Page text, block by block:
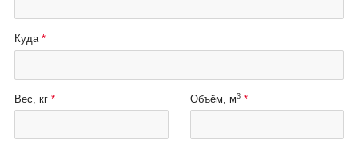
Куда
Вес, кг Объём, м3